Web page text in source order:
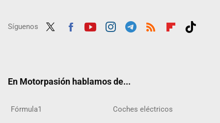
Síguenos
En Motorpasión hablamos de...
Fórmula1 Coches eléctricos